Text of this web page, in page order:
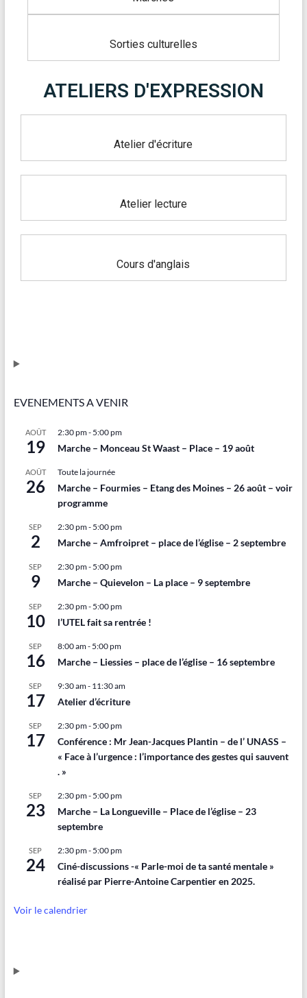
Sorties culturelles
ATELIERS D'EXPRESSION
Atelier d'écriture
Atelier lecture
Cours d'anglais
EVENEMENTS A VENIR
AOÛT
19
2:30 pm-5:00 pm
Marche – Monceau St Waast – Place – 19 août
AOÛT
26
Toute la journée
Marche – Fourmies – Etang des Moines – 26 août – voir
programme
SEP
2
2:30 pm-5:00 pm
Marche – Amfroipret – place de l’église – 2 septembre
SEP
9
2:30 pm-5:00 pm
Marche – Quievelon – La place – 9 septembre
SEP
10
2:30 pm-5:00 pm
l’UTEL fait sa rentrée !
SEP
16
8:00 am-5:00 pm
Marche – Liessies – place de l’église – 16 septembre
SEP
17
9:30 am- 11:30 am
Atelier d’écriture
SEP
17
2:30 pm-5:00 pm
Conférence : Mr Jean-Jacques Plantin – de l’ UNASS –
« Face à l’urgence : l’importance des gestes qui sauvent
. »
SEP
23
2:30 pm-5:00 pm
Marche – La Longueville – Place de l’église – 23
septembre
SEP
24
2:30 pm-5:00 pm
Ciné-discussions -« Parle-moi de ta santé mentale »
réalisé par Pierre-Antoine Carpentier en 2025.
Voir le calendrier